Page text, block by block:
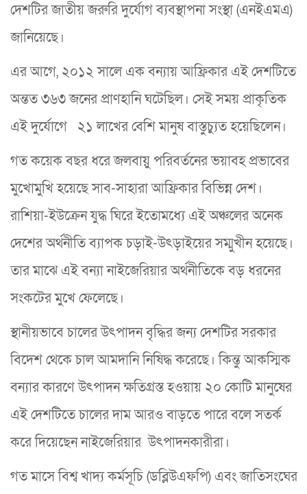
দেশটির জাতীয় জরুরি দুর্যোগ ব্যবস্থাপনা সংস্থা (এনইএমএ)
জানিয়েছে।
এর আগে, ২০১২ সালে এক বন্যায় আফ্রিকার এই দেশটিতে
অন্তত ৩৬৩ জনের প্রাণহানি ঘটেছিল। সেই সময় প্রাকৃতিক
এই দুর্যোগে ২১ লাখের বেশি মানুষ বাস্তুচ্যুত হয়েছিলেন।
গত কয়েক বছর ধরে জলবায়ু পরিবর্তনের ভয়াবহ প্রভাবের
মুখোমুখি হয়েছে সাব-সাহারা আফ্রিকার বিভিন্ন দেশ।
রাশিয়া-ইউক্রেন যুদ্ধ ঘিরে ইতোমধ্যে এই অঞ্চলের অনেক
দেশের অর্থনীতি ব্যাপক চড়াই-উৎড়াইয়ের সম্মুখীন হয়েছে।
তার মাঝে এই বন্যা নাইজেরিয়ার অর্থনীতিকে বড় ধরনের
সংকটের মুখে ফেলেছে।
স্থানীয়ভাবে চালের উৎপাদন বৃদ্ধির জন্য দেশটির সরকার
বিদেশ থেকে চাল আমদানি নিষিদ্ধ করেছে। কিন্তু আকস্মিক
বন্যার কারণে উৎপাদন ক্ষতিগ্রস্ত হওয়ায় ২০ কোটি মানুষের
এই দেশটিতে চালের দাম আরও বাড়তে পারে বলে সতর্ক
করে দিয়েছেন নাইজেরিয়ার উৎপাদনকারীরা।
গত মাসে বিশ্ব খাদ্য কর্মসূচি (ডব্লিউএফপি) এবং জাতিসংঘের